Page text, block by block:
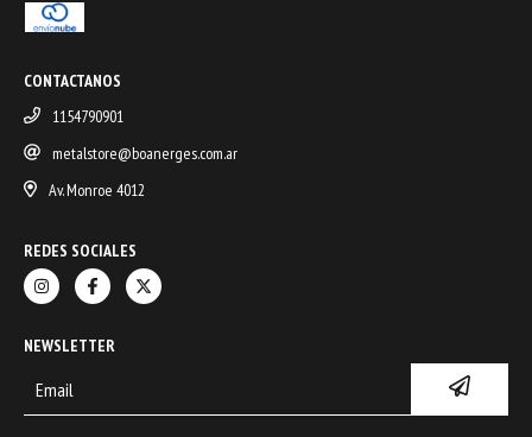
CONTACTANOS
1154790901
metalstore@boanerges.com.ar
Av. Monroe 4012
REDES SOCIALES
NEWSLETTER